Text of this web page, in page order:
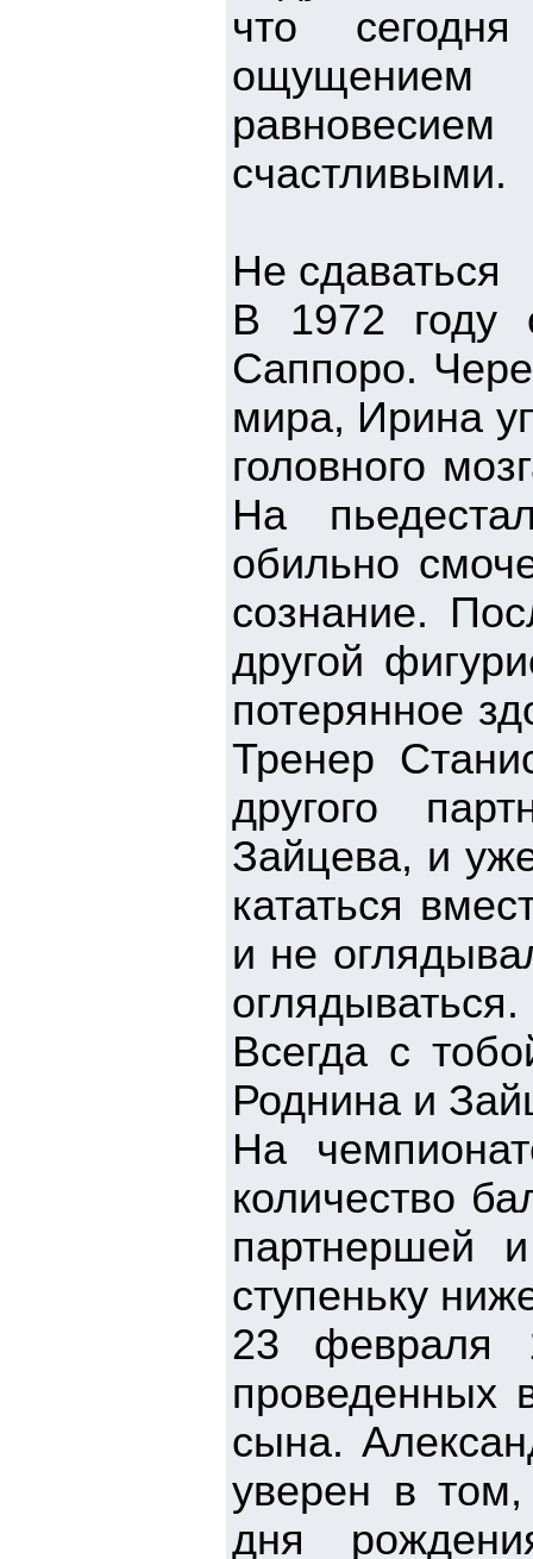
что
ощущением
счастливыми.
Не сдаваться
В 1972 году
Саппоро.
мира, Ирина
головного
На
обильно
сознание.
другой
потерянное
Тренер
другого
Зайцева, и
кататься
и не
Всегда с
Роднина и
На
количество
партнершей
ступеньку
23 февраля
проведенных
сына.
уверен в
дня